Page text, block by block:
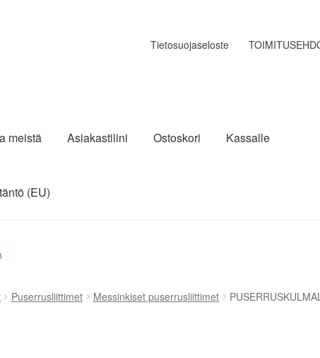
Tietosuojaseloste
meistä Asiakastilini Ostoskori Kassalle
(EU)
Puserrusliittimet Messinkiset puserrusliittimet